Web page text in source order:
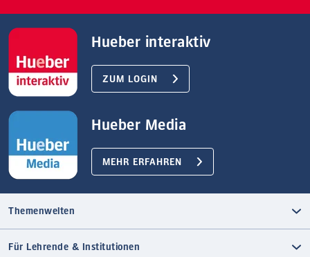
Hueber interaktiv
ZUM LOGIN
Hueber Media
MEHR ERFAHREN
Themenwelten
Für Lehrende & Institutionen